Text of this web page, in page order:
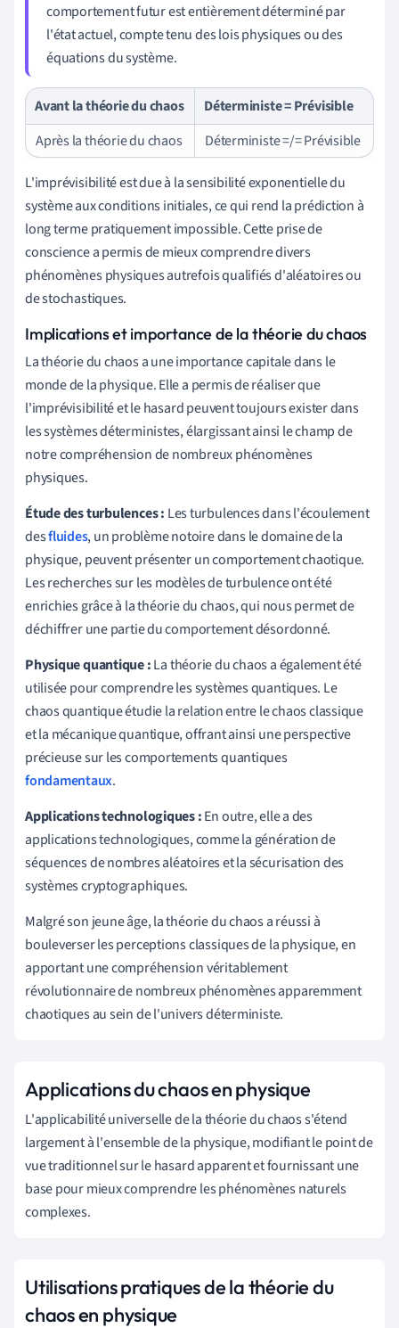
comportement futur est entièrement déterminé par
l'état actuel, compte tenu des lois physiques ou des
équations du système.
Avant la théorie du chaos
Déterministe = Prévisible
Après la théorie du chaos
Déterministe =/= Prévisible
L'imprévisibilité est due à la sensibilité exponentielle du
système aux conditions initiales, ce qui rend la prédiction à
long terme pratiquement impossible. Cette prise de
conscience a permis de mieux comprendre divers
phénomènes physiques autrefois qualifiés d'aléatoires ou
de stochastiques.
Implications et importance de la théorie du chaos
La théorie du chaos a une importance capitale dans le
monde de la physique. Elle a permis de réaliser que
l'imprévisibilité et le hasard peuvent toujours exister dans
les systèmes déterministes, élargissant ainsi le champ de
notre compréhension de nombreux phénomènes
physiques.
Étude des turbulences : Les turbulences dans l'écoulement
desfluides, un problème notoire dans le domaine de la
physique, peuvent présenter un comportement chaotique.
Les recherches sur les modèles de turbulence ont été
enrichies grâce à la théorie du chaos, qui nous permet de
déchiffrer une partie du comportement désordonné.
Physique quantique :La théorie du chaos a également été
utilisée pour comprendre les systèmes quantiques. Le
chaos quantique étudie la relation entre le chaos classique
et la mécanique quantique, offrant ainsi une perspective
précieuse sur les comportements quantiques
fondamentaux.
Applications technologiques :En outre, elle a des
applications technologiques, comme la génération de
séquences de nombres aléatoires et la sécurisation des
systèmes cryptographiques.
Malgré son jeune âge, la théorie du chaos a réussi à
bouleverser les perceptions classiques de la physique, en
apportant une compréhension véritablement
révolutionnaire de nombreux phénomènes apparemment
chaotiques au sein de l'univers déterministe.
Applications du chaos en physique
L'applicabilité universelle de la théorie du chaos s'étend
largement à l'ensemble de la physique, modifiant le point de
vue traditionnel sur le hasard apparent et fournissant une
base pour mieux comprendre les phénomènes naturels
complexes.
Utilisations pratiques de la théorie du
chaos en physique